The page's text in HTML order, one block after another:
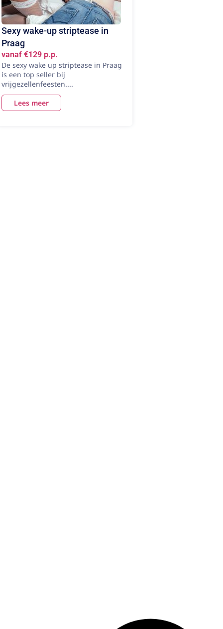
Sexy wake-up striptease in
Praag
vanaf €129 p.p.
De sexy wake up striptease in Praag
is een top seller bij
vrijgezellenfeesten....
Lees meer